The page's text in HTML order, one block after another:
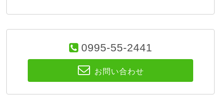
0995-55-2441
お問い合わせ